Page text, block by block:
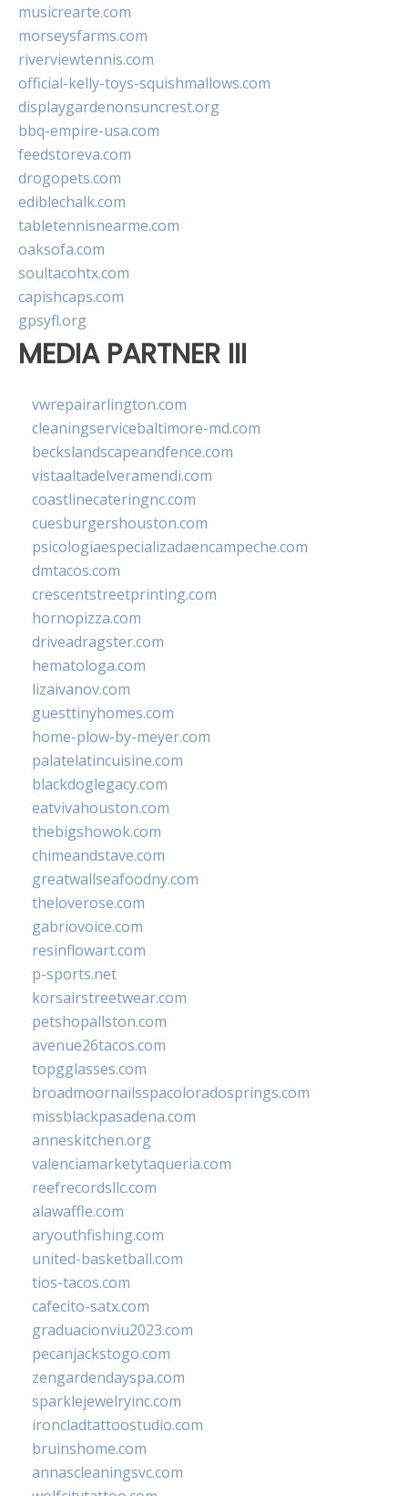
musicrearte.com
morseysfarms.com
riverviewtennis.com
official-kelly-toys-squishmallows.com
displaygardenonsuncrest.org
bbq-empire-usa.com
feedstoreva.com
drogopets.com
ediblechalk.com
tabletennisnearme.com
oaksofa.com
soultacohtx.com
capishcaps.com
gpsyfl.org
MEDIA PARTNER III
vwrepairarlington.com
cleaningservicebaltimore-md.com
beckslandscapeandfence.com
vistaaltadelveramendi.com
coastlinecateringnc.com
cuesburgershouston.com
psicologiaespecializadaencampeche.com
dmtacos.com
crescentstreetprinting.com
hornopizza.com
driveadragster.com
hematologa.com
lizaivanov.com
guesttinyhomes.com
home-plow-by-meyer.com
palatelatincuisine.com
blackdoglegacy.com
eatvivahouston.com
thebigshowok.com
chimeandstave.com
greatwallseafoodny.com
theloverose.com
gabriovoice.com
resinflowart.com
p-sports.net
korsairstreetwear.com
petshopallston.com
avenue26tacos.com
topgglasses.com
broadmoornailsspacoloradosprings.com
missblackpasadena.com
anneskitchen.org
valenciamarketytaqueria.com
reefrecordsllc.com
alawaffle.com
aryouthfishing.com
united-basketball.com
tios-tacos.com
cafecito-satx.com
graduacionviu2023.com
pecanjackstogo.com
zengardendayspa.com
sparklejewelryinc.com
ironcladtattoostudio.com
bruinshome.com
annascleaningsvc.com